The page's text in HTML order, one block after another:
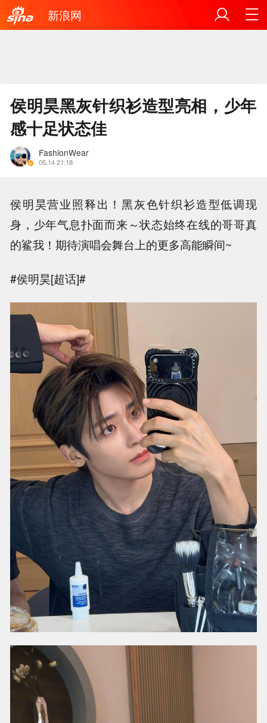
新浪网
侯明昊黑灰针织衫造型亮相，少年
感十足状态佳
FashionWear
05.14 21:18
侯明昊营业照释出！黑灰色针织衫造型低调现
身，少年气息扑面而来～状态始终在线的哥哥真
的鲨我！期待演唱会舞台上的更多高能瞬间~
#侯明昊[超话]#